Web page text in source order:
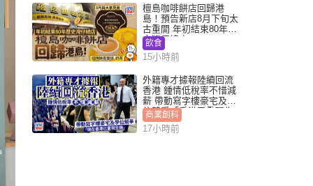
檀島咖啡餅店回歸港
島！預告新店8月下旬太
古重開 年初結束80年歷
史灣仔總店
飲食
15小時前
外籍專才據報陸續回流
香港 鍾情低稅率不惜減
薪 帶動寫字樓豪宅及學
位競爭「香港已重現生
機」
商業創科
17小時前